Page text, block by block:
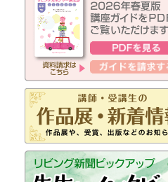
午後の部
夜の部
（※複数回答可）
新しく始まる講座
1日講座
体験講座
講座説明会